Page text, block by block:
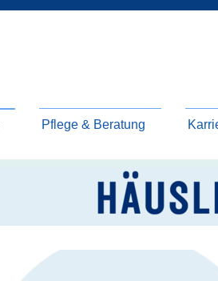
Pflege & Beratung